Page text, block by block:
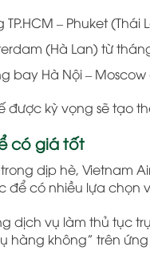
– Phuket (Thái
(Hà Lan) từ
bay Hà Nội –
kỳ vọng sẽ tạo
có giá tốt
dịp hè, Vietnam
có nhiều lựa chọn
dịch vụ làm thủ tục
hàng không” trên